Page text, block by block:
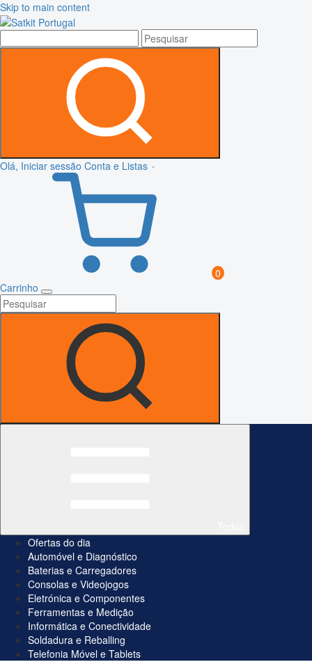
Skip to main content
Olá, Iniciar sessão Conta e Listas
0
Carrinho
Ofertas do dia
Automóvel e Diagnóstico
Baterias e Carregadores
Consolas e Videojogos
Eletrónica e Componentes
Ferramentas e Medição
Informática e Conectividade
Soldadura e Reballing
Telefonia Móvel e Tablets